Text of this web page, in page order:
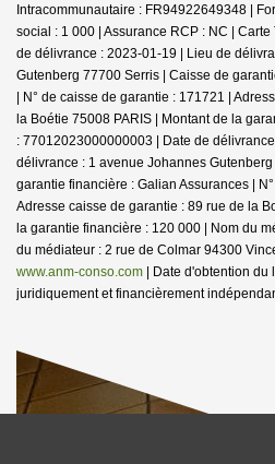
Intracommunautaire : FR94922649348 |
social : 1 000 | Assurance RCP : NC | Carte
de délivrance : 2023-01-19 | Lieu de
Gutenberg 77700 Serris | Caisse de
| N° de caisse de garantie : 171721 |
la Boétie 75008 PARIS | Montant de la
: 77012023000000003 | Date de
délivrance : 1 avenue Johannes
garantie financière : Galian Assurances |
Adresse caisse de garantie : 89 rue de la
la garantie financière : 120 000 | Nom du
du médiateur : 2 rue de Colmar 94300
www.anm-conso.com | Date d'obtention du
juridiquement et financièrement